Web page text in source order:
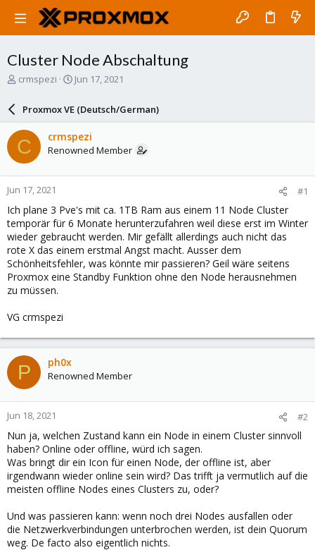
Cluster Node Abschaltung
T
a
d
s
t
a
r
t
e
r
crmspezi
S
a
r
d
a
e
Jun 17, 2021
Proxmox VE (Deutsch/German)
C crmspezi
Renowned Member
Jun 17, 2021 #1
Ich plane 3 Pve's mit ca. 1TB Ram aus einem 11 Node Cluster
temporär für 6 Monate herunterzufahren weil diese erst im Winter
wieder gebraucht werden. Mir gefällt allerdings auch nicht das
rote X das einem erstmal Angst macht. Ausser dem
Schönheitsfehler, was könnte mir passieren? Geil wäre seitens
Proxmox eine Standby Funktion ohne den Node herausnehmen
zu müssen.
VG crmspezi
P ph0x
Renowned Member
Jun 18, 2021 #2
Nun ja, welchen Zustand kann ein Node in einem Cluster sinnvoll
haben? Online oder offline, würd ich sagen.
Was bringt dir ein Icon für einen Node, der offline ist, aber
irgendwann wieder online sein wird? Das trifft ja vermutlich auf die
meisten offline Nodes eines Clusters zu, oder?
Und was passieren kann: wenn noch drei Nodes ausfallen oder
die Netzwerkverbindungen unterbrochen werden, ist dein Quorum
weg. De facto also eigentlich nichts.